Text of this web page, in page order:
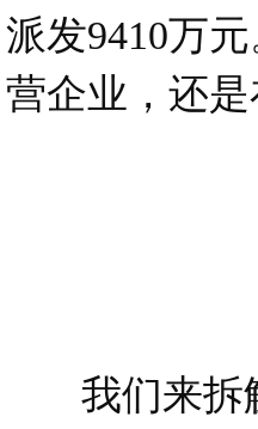
派发9410万
营企业，还
我们来拆解